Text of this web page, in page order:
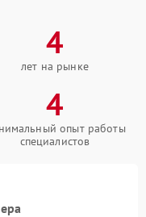
4
лет на рынке
4
опыт работы
специалистов